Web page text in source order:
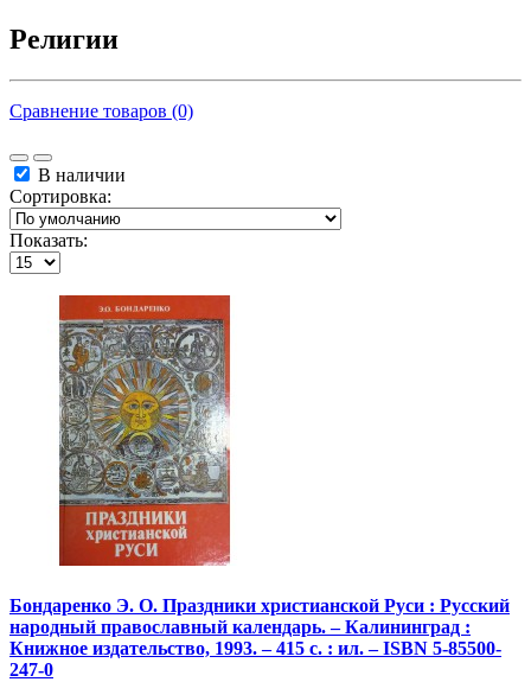
Религии
Сравнение товаров (0)
В наличии
Сортировка:
Показать:
Бондаренко Э. О. Праздники христианской Руси : Русский
народный православный календарь. – Калининград :
Книжное издательство, 1993. – 415 с. : ил. – ISBN 5-85500-
247-0